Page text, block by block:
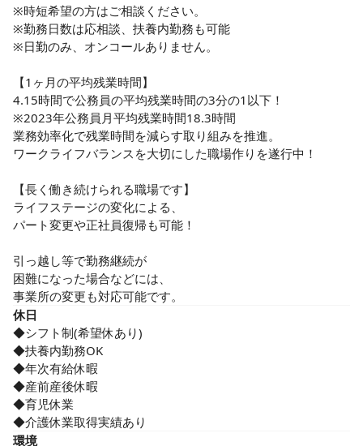
※時短希望の方はご相談ください。
※勤務日数は応相談、扶養内勤務も可能
※日勤のみ、オンコールありません。
【1ヶ月の平均残業時間】
4.15時間で公務員の平均残業時間の3分の1以下！
※2023年公務員月平均残業時間18.3時間
業務効率化で残業時間を減らす取り組みを推進。
ワークライフバランスを大切にした職場作りを遂行中！
【長く働き続けられる職場です】
ライフステージの変化による、
パート変更や正社員復帰も可能！
引っ越し等で勤務継続が
困難になった場合などには、
事業所の変更も対応可能です。
休日
◆シフト制(希望休あり)
◆扶養内勤務OK
◆年次有給休暇
◆産前産後休暇
◆育児休業
◆介護休業取得実績あり
環境